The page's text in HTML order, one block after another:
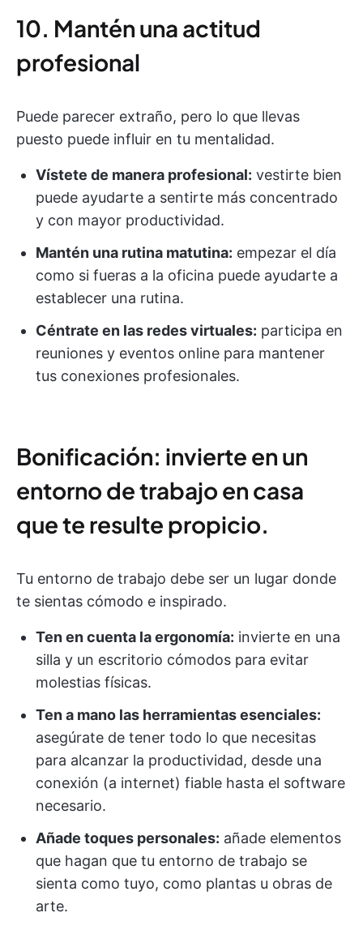
10. Mantén una actitud
profesional
Puede parecer extraño, pero lo que llevas
puesto puede influir en tu mentalidad.
Vístete de manera profesional: vestirte bien
puede ayudarte a sentirte más concentrado
y con mayor productividad.
Mantén una rutina matutina: empezar el día
como si fueras a la oficina puede ayudarte a
establecer una rutina.
Céntrate en las redes virtuales: participa en
reuniones y eventos online para mantener
tus conexiones profesionales.
Bonificación: invierte en un
entorno de trabajo en casa
que te resulte propicio.
Tu entorno de trabajo debe ser un lugar donde
te sientas cómodo e inspirado.
Ten en cuenta la ergonomía: invierte en una
silla y un escritorio cómodos para evitar
molestias físicas.
Ten a mano las herramientas esenciales:
asegúrate de tener todo lo que necesitas
para alcanzar la productividad, desde una
conexión (a internet) fiable hasta el software
necesario.
Añade toques personales: añade elementos
que hagan que tu entorno de trabajo se
sienta como tuyo, como plantas u obras de
arte.